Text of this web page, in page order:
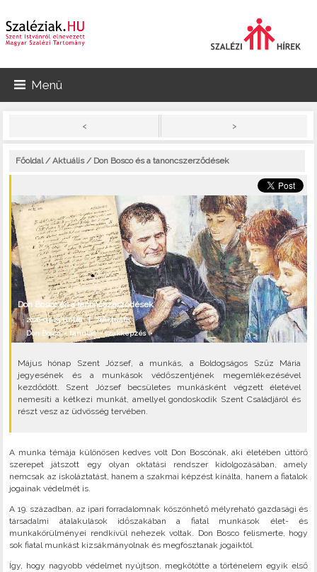
Menü
< >
Főoldal/Aktuális/ Don Bosco és a tanoncszerződések
Don Bosco és a tanoncszerződések
2026-05-25 Hétfő |#Aktuális
Don Bosco•tanulás•szakképzés•
Május hónap Szent József, a munkás, a Boldogságos Szűz Mária
jegyesének és a munkások védőszentjének megemlékezésével
kezdődött. Szent József becsületes munkásként végzett életével
nemesíti a kétkezi munkát, amellyel gondoskodik Szent Családjáról és
részt vesz az üdvösség tervében.
A munka témája különösen kedves volt Don Boscónak, aki életében úttörő
szerepet játszott egy olyan oktatási rendszer kidolgozásában, amely
nemcsak az iskoláztatást, hanem a szakmai képzést kínálta, hanem a fiatalok
jogainak védelmét is.
A 19. században, az ipari forradalomnak köszönhető mélyreható gazdasági és
társadalmi átalakulások időszakában a fiatal munkások élet- és
munkakörülményei rendkívül nehezek voltak. Don Bosco felismerte, hogy
sok fiatal munkást kizsákmányolnak és megfosztanak jogaiktól.
Így, hogy nagyobb védelmet nyújtson, megkötötte a történelem egyik első